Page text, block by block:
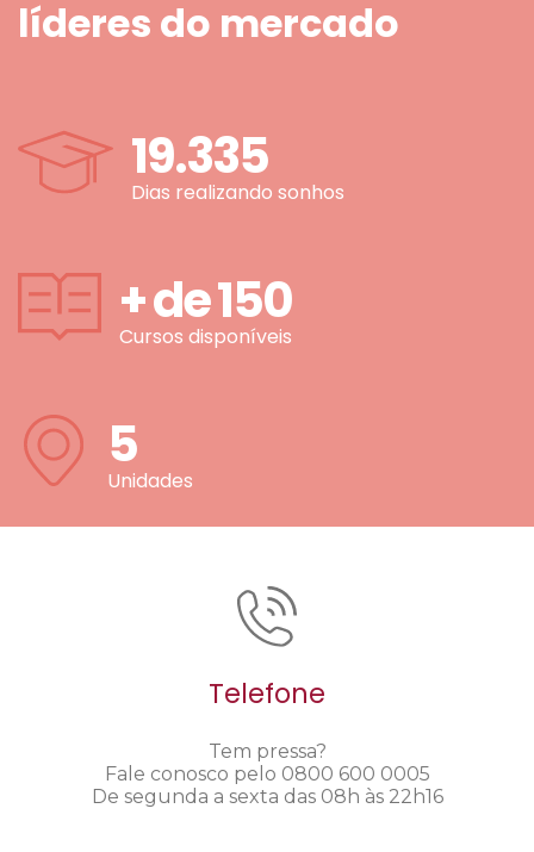
líderes do mercado
19.335
Dias realizando sonhos
+ de150
Cursos disponíveis
5
Unidades
Telefone
Tem pressa?
Fale conosco pelo 0800 600 0005
De segunda a sexta das 08h às 22h16